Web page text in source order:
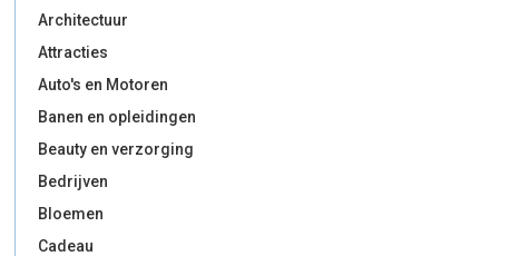
Architectuur
Attracties
Auto's en Motoren
Banen en opleidingen
Beauty en verzorging
Bedrijven
Bloemen
Cadeau